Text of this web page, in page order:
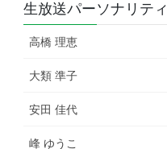
生放送パーソナリティ
高橋 理恵
大類 準子
安田 佳代
峰 ゆうこ